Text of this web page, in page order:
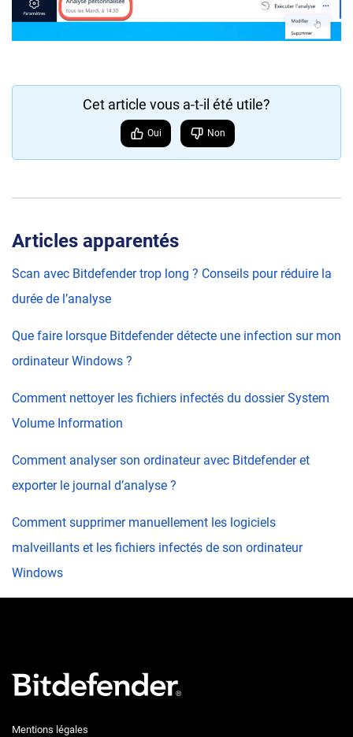
Cet article vous a-t-il été utile?
Oui Non
Articles apparentés
Scan avec Bitdefender trop long ? Conseils pour réduire la
durée de l’analyse
Que faire lorsque Bitdefender détecte une infection sur mon
ordinateur Windows ?
Comment nettoyer les fichiers infectés du dossier System
Volume Information
Comment analyser son ordinateur avec Bitdefender et
exporter le journal d’analyse ?
Comment supprimer manuellement les logiciels
malveillants et les fichiers infectés de son ordinateur
Windows
Mentions légales